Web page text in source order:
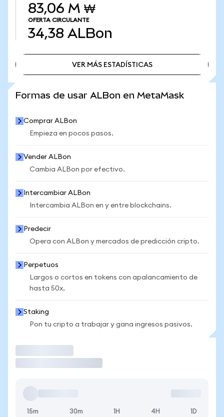
83,06 M ₩
OFERTA CIRCULANTE
34,38 ALBon
VER MÁS ESTADÍSTICAS
Formas de usar ALBon en MetaMask
Comprar ALBon
Empieza en pocos pasos.
Vender ALBon
Cambia ALBon por efectivo.
Intercambiar ALBon
Intercambia ALBon en y entre blockchains.
Predecir
Opera con ALBon y mercados de predicción cripto.
Perpetuos
Largos o cortos en tokens con apalancamiento de
hasta 50x.
Staking
Pon tu cripto a trabajar y gana ingresos pasivos.
15m 30m 1H 4H 1D